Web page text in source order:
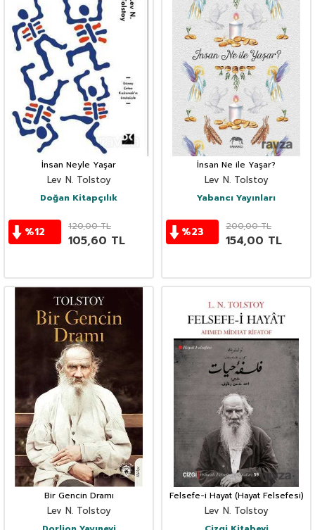
İnsan Neyle Yaşar
Lev N. Tolstoy
Doğan Kitapçılık
%12 120,00TL
105,60 TL
İnsan Ne ile Yaşar?
Lev N. Tolstoy
Yabancı Yayınları
%23 200,00TL
154,00 TL
Bir Gencin Dramı
Lev N. Tolstoy
Felsefe-i Hayat (Hayat Felsefesi)
Lev N. Tolstoy